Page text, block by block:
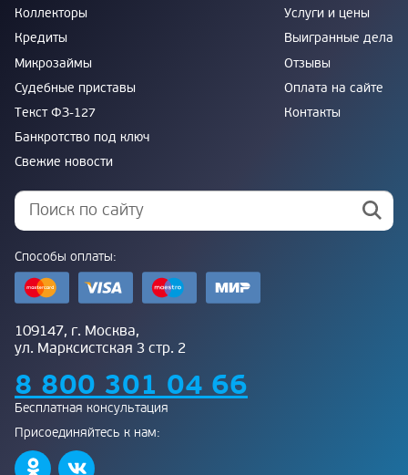
Коллекторы
Кредиты
Микрозаймы
Судебные приставы
Текст ФЗ-127
Банкротство под ключ
Свежие новости
Услуги и цены
Выигранные дела
Отзывы
Оплата на сайте
Контакты
Способы оплаты:
109147, г. Москва,
ул. Марксистская 3 стр. 2
8 800 301 04 66
Бесплатная консультация
Присоединяйтесь к нам: